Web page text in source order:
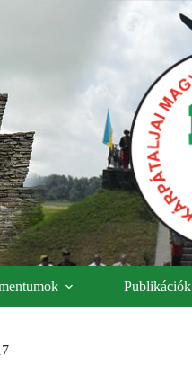
Publikációk